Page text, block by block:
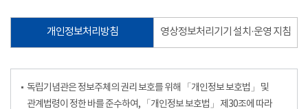
개인정보처리방침 영상정보처리기기 설치·운영 지침
독립기념관은 정보주체의 권리 보호를 위해 「개인정보 보호법」 및
관계법령이 정한 바를 준수하여, 「개인정보 보호법」 제30조에 따라